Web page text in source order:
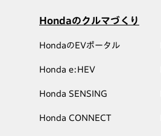
Hondaのクルマづくり
HondaのEVポータル
Honda e:HEV
Honda SENSING
Honda CONNECT